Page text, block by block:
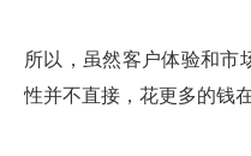
所以，虽然客户体验和市
性并不直接，花更多的钱